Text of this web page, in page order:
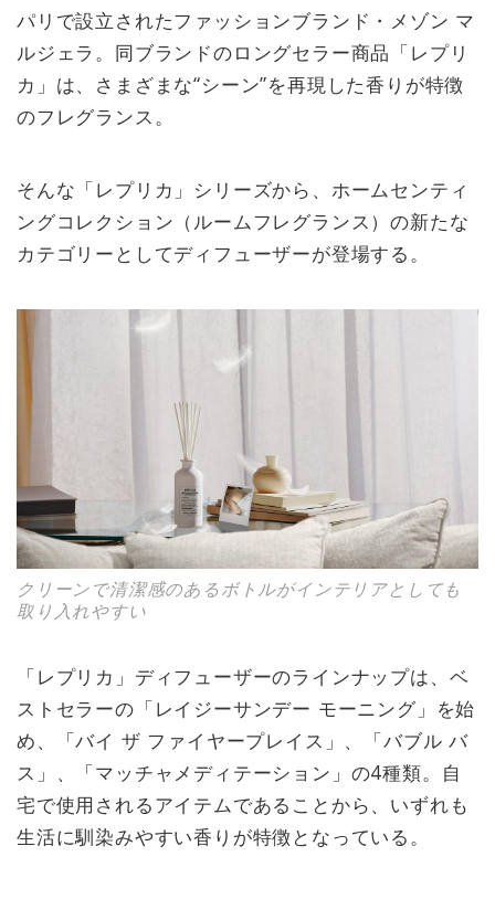
パリで設立されたファッションブランド・メゾン マ
ルジェラ。同ブランドのロングセラー商品「レプリ
カ」は、さまざまな“シーン”を再現した香りが特徴
のフレグランス。
そんな「レプリカ」シリーズから、ホームセンティ
ングコレクション（ルームフレグランス）の新たな
カテゴリーとしてディフューザーが登場する。
クリーンで清潔感のあるボトルがインテリアとしても
取り入れやすい
「レプリカ」ディフューザーのラインナップは、ベ
ストセラーの「レイジーサンデー モーニング」を始
め、「バイ ザ ファイヤープレイス」、「バブル バ
ス」、「マッチャメディテーション」の4種類。自
宅で使用されるアイテムであることから、いずれも
生活に馴染みやすい香りが特徴となっている。